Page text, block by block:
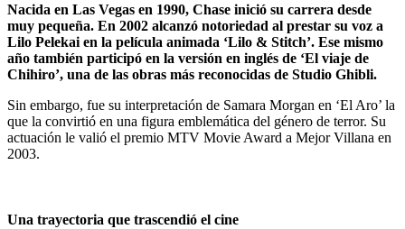
Nacida en Las Vegas en 1990, Chase inició su carrera desde
muy pequeña. En 2002 alcanzó notoriedad al prestar su voz a
Lilo Pelekai en la película animada ‘Lilo & Stitch’. Ese mismo
año también participó en la versión en inglés de ‘El viaje de
Chihiro’, una de las obras más reconocidas de Studio Ghibli.
Sin embargo, fue su interpretación de Samara Morgan en ‘El Aro’ la
que la convirtió en una figura emblemática del género de terror. Su
actuación le valió el premio MTV Movie Award a Mejor Villana en
2003.
Una trayectoria que trascendió el cine